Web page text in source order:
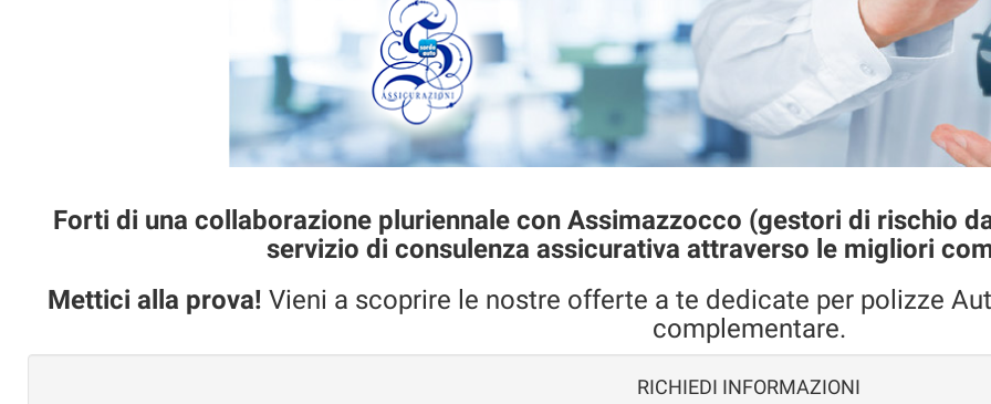
Forti di una collaborazione pluriennale con Assimazzocco (gestori di rischio
servizio di consulenza assicurativa attraverso le migliori
Mettici alla prova! Vieni a scoprire le nostre offerte a te dedicate per polizze
complementare.
RICHIEDI INFORMAZIONI
attività
descritte.
maggiori